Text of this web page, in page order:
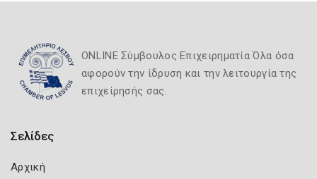
ONLINE Σύμβουλος Επιχειρηματία Όλα όσα
αφορούν την ίδρυση και την λειτουργία της
επιχείρησής σας.
Σελίδες
Αρχική